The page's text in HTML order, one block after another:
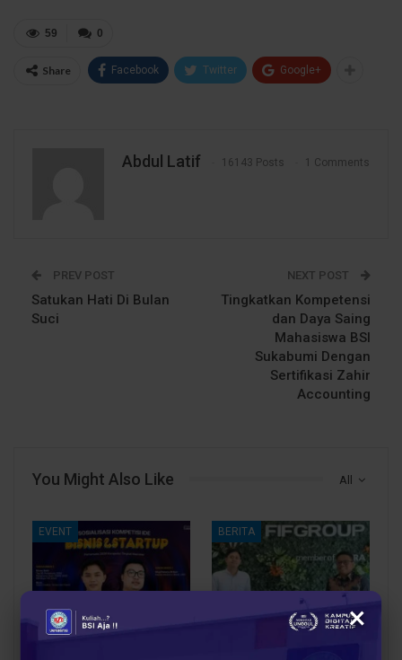
0
59
Share Facebook Twitter Google+
Abdul Latif 16143 Posts 1 Comments
PREV POST
Satukan Hati Di Bulan
Suci
NEXT POST
Tingkatkan Kompetensi
dan Daya Saing
Mahasiswa BSI
Sukabumi Dengan
Sertifikasi Zahir
Accounting
All
You Might Also Like
EVENT BERITA
×